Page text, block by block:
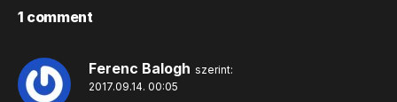
1 comment
Ferenc Balogh szerint:
2017.09.14. 00:05